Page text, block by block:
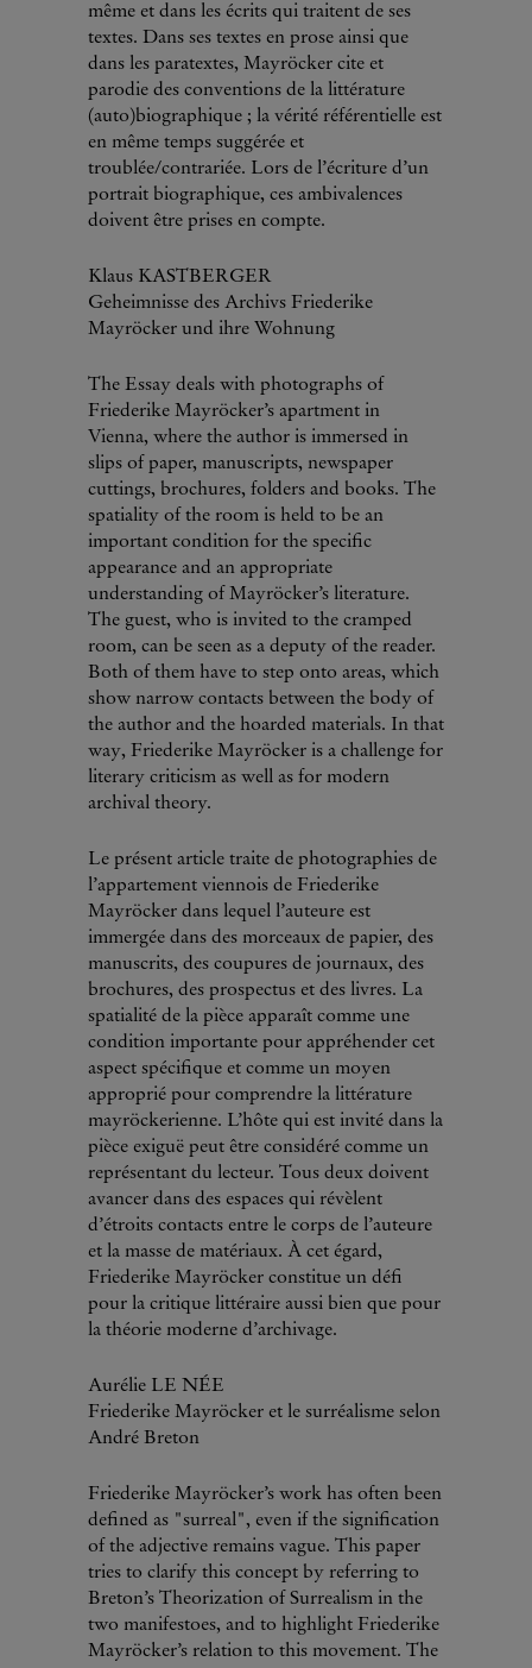
même et dans les écrits qui traitent de ses
textes. Dans ses textes en prose ainsi que
dans les paratextes, Mayröcker cite et
parodie des conventions de la littérature
(auto)biographique ; la vérité référentielle est
en même temps suggérée et
troublée/contrariée. Lors de l’écriture d’un
portrait biographique, ces ambivalences
doivent être prises en compte.
Klaus KASTBERGER
Geheimnisse des Archivs Friederike
Mayröcker und ihre Wohnung
The Essay deals with photographs of
Friederike Mayröcker’s apartment in
Vienna, where the author is immersed in
slips of paper, manuscripts, newspaper
cuttings, brochures, folders and books. The
spatiality of the room is held to be an
important condition for the specific
appearance and an appropriate
understanding of Mayröcker’s literature.
The guest, who is invited to the cramped
room, can be seen as a deputy of the reader.
Both of them have to step onto areas, which
show narrow contacts between the body of
the author and the hoarded materials. In that
way, Friederike Mayröcker is a challenge for
literary criticism as well as for modern
archival theory.
Le présent article traite de photographies de
l’appartement viennois de Friederike
Mayröcker dans lequel l’auteure est
immergée dans des morceaux de papier, des
manuscrits, des coupures de journaux, des
brochures, des prospectus et des livres. La
spatialité de la pièce apparaît comme une
condition importante pour appréhender cet
aspect spécifique et comme un moyen
approprié pour comprendre la littérature
mayröckerienne. L’hôte qui est invité dans la
pièce exiguë peut être considéré comme un
représentant du lecteur. Tous deux doivent
avancer dans des espaces qui révèlent
d’étroits contacts entre le corps de l’auteure
et la masse de matériaux. À cet égard,
Friederike Mayröcker constitue un défi
pour la critique littéraire aussi bien que pour
la théorie moderne d’archivage.
Aurélie LE NÉE
Friederike Mayröcker et le surréalisme selon
André Breton
Friederike Mayröcker’s work has often been
defined as "surreal", even if the signification
of the adjective remains vague. This paper
tries to clarify this concept by referring to
Breton’s Theorization of Surrealism in the
two manifestoes, and to highlight Friederike
Mayröcker’s relation to this movement. The